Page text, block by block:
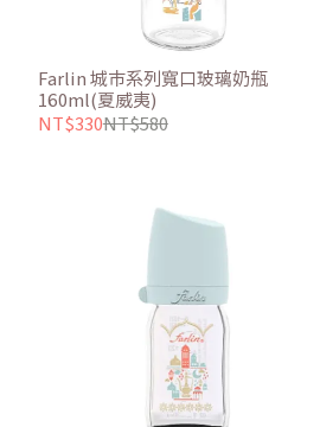
Farlin 城市系列寬口玻璃奶瓶
160ml(夏威夷)
NT$330NT$580